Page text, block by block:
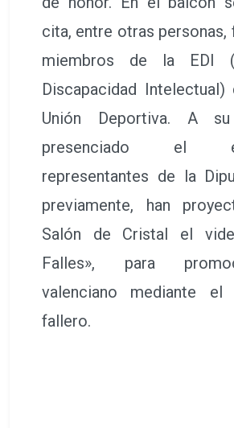
cita, entre otras
miembros de la EDI
Discapacidad Intelectual)
Unión Deportiva. A
presenciado el
representantes de la
previamente, han
Salón de Cristal el
Falles», para
valenciano mediante el
fallero.